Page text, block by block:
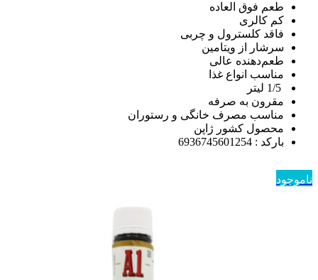
طعم فوق العاده
کم کالری
فاقد کلسترول و چربی
سرشار از ویتامین
طعم‌دهنده عالی
مناسب انواع غذا
مقرون به صرفه
مناسب مصرف خانگی و رستوران
محصول کشور ژاپن
بارکد : 6936745601254
ناموجود